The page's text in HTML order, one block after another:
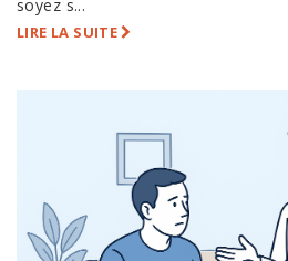
soyez s...
LIRE LA SUITE